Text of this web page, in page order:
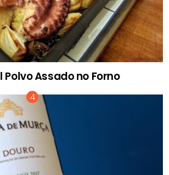
Assado no Forno